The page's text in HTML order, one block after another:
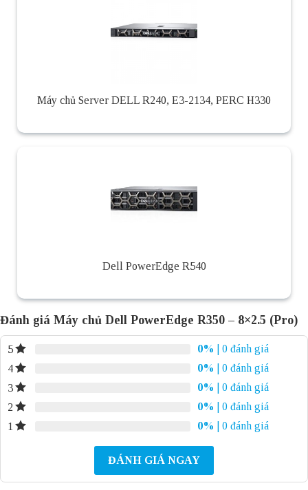
Máy chủ Server DELL R240, E3-2134, PERC H330
Dell PowerEdge R540
Đánh giá Máy chủ Dell PowerEdge R350 – 8×2.5 (Pro)
5 0%
| 0 đánh giá
4
0%
| 0 đánh giá
3
0%
| 0 đánh giá
2
0%
| 0 đánh giá
1
0% | 0 đánh giá
ĐÁNH GIÁ NGAY